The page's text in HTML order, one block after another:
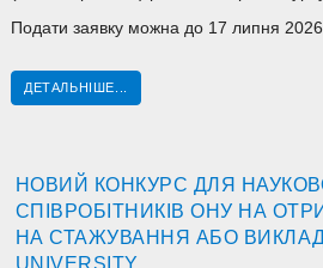
Подати заявку можна до 17 липня 2026
ДЕТАЛЬНІШЕ...
НОВИЙ КОНКУРС ДЛЯ
СПІВРОБІТНИКІВ ОНУ НА
НА СТАЖУВАННЯ АБО
UNIVERSITY